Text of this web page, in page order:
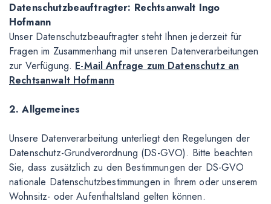
Datenschutzbeauftragter: Rechtsanwalt Ingo
Hofmann
Unser Datenschutzbeauftragter steht Ihnen jederzeit für
Fragen im Zusammenhang mit unseren Datenverarbeitungen
zur Verfügung. E-Mail Anfrage zum Datenschutz an
Rechtsanwalt Hofmann
2. Allgemeines
Unsere Datenverarbeitung unterliegt den Regelungen der
Datenschutz-Grundverordnung (DS-GVO). Bitte beachten
Sie, dass zusätzlich zu den Bestimmungen der DS-GVO
nationale Datenschutzbestimmungen in Ihrem oder unserem
Wohnsitz- oder Aufenthaltsland gelten können.